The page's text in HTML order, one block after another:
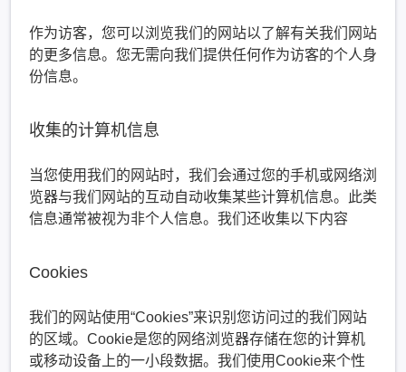
作为访客，您可以浏览我们的网站以了解有关我们网站
的更多信息。您无需向我们提供任何作为访客的个人身
份信息。
收集的计算机信息
当您使用我们的网站时，我们会通过您的手机或网络浏
览器与我们网站的互动自动收集某些计算机信息。此类
信息通常被视为非个人信息。我们还收集以下内容
Cookies
我们的网站使用“Cookies”来识别您访问过的我们网站
的区域。Cookie是您的网络浏览器存储在您的计算机
或移动设备上的一小段数据。我们使用Cookie来个性